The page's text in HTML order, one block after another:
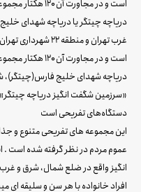
است و در مجاورت آن ۱۲۰ هکتار مجموعه تفریحی نیز در پهنه خشکی ایجاد شده‌است.
دریاچه چیتگر یا دریاچه شهدای
است و در
دریاچه شهدای خلیج فارس(چیتگر)،
«سرزمین شگفت انگیز دریاچه
دستگاه‌های تفریحی است
این مجموعه های تفریحی متنوع و
عموم مردم در نظر گرفته شده است
انگیز واقع در ضلع شمال، شرق و
افراد خانواده با هر سن و سلیقه‌ ای